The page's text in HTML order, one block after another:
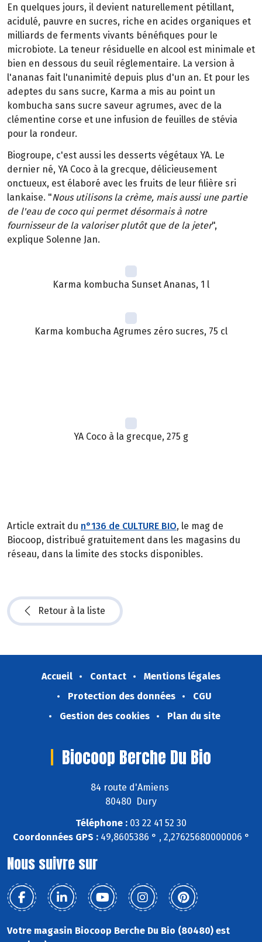
En quelques jours, il devient naturellement pétillant,
acidulé, pauvre en sucres, riche en acides organiques et
milliards de ferments vivants bénéfiques pour le
microbiote. La teneur résiduelle en alcool est minimale et
bien en dessous du seuil réglementaire. La version à
l'ananas fait l'unanimité depuis plus d'un an. Et pour les
adeptes du sans sucre, Karma a mis au point un
kombucha sans sucre saveur agrumes, avec de la
clémentine corse et une infusion de feuilles de stévia
pour la rondeur.
Biogroupe, c'est aussi les desserts végétaux YA. Le
dernier né, YA Coco à la grecque, délicieusement
onctueux, est élaboré avec les fruits de leur filière sri
lankaise. "Nous utilisons la crème, mais aussi une partie
de l'eau de coco qui permet désormais à notre
fournisseur de la valoriser plutôt que de la jeter",
explique Solenne Jan.
Karma kombucha Sunset Ananas, 1 l
Karma kombucha Agrumes zéro sucres, 75 cl
YA Coco à la grecque, 275 g
Article extrait du n°136 de CULTURE BIO, le mag de
Biocoop, distribué gratuitement dans les magasins du
réseau, dans la limite des stocks disponibles.
Retour à la liste
Accueil Contact
Mentions légales
Protection des données
CGU
Gestion des cookies
Plan du site
Biocoop Berche Du Bio
84 route d'Amiens
80480 Dury
Téléphone : 03 22 41 52 30
Coordonnées GPS :49,8605386 ° , 2,27625680000006 °
Nous suivre sur
Votre magasin Biocoop Berche Du Bio (80480) est